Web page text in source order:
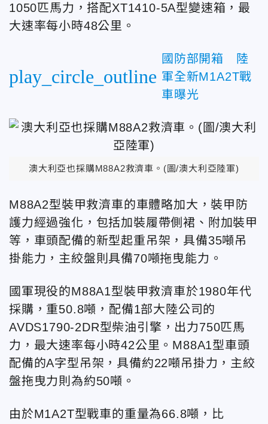
1050匹馬力，搭配XT1410-5A型變速箱，最
大速率每小時48公里。
play_circle_outline
國防部開箱 陸
軍全新M1A2T戰
車曝光
澳大利亞也採購M88A2救濟車。(圖/澳大利亞陸軍)
M88A2型裝甲救濟車的車體略加大，裝甲防
護力經過強化，包括加裝履帶側裙、附加裝甲
等，車頭配備的新型起重吊架，具備35噸吊
掛能力，主絞盤則具備70噸拖曳能力。
國軍現役的M88A1型裝甲救濟車於1980年代
採購，重50.8噸，配備1部大陸公司的
AVDS1790-2DR型柴油引擎，出力750匹馬
力，最大速率每小時42公里。M88A1型車頭
配備的A字型吊架，具備約22噸吊掛力，主絞
盤拖曳力則為約50噸。
由於M1A2T型戰車的重量為66.8噸，比